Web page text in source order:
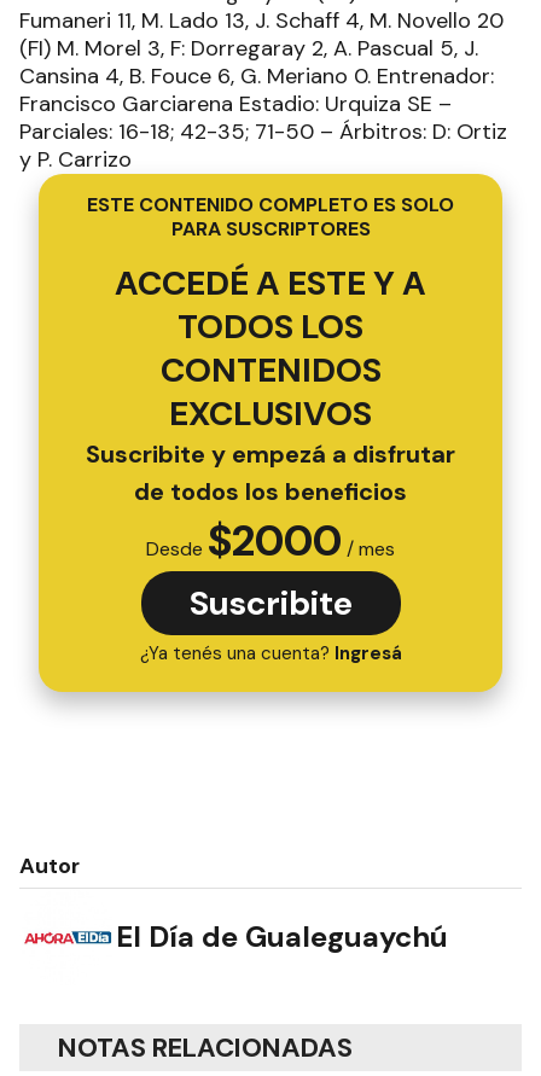
Fumaneri 11, M. Lado 13, J. Schaff 4, M. Novello 20
(FI) M. Morel 3, F: Dorregaray 2, A. Pascual 5, J.
Cansina 4, B. Fouce 6, G. Meriano 0. Entrenador:
Francisco Garciarena Estadio: Urquiza SE –
Parciales: 16-18; 42-35; 71-50 – Árbitros: D: Ortiz
y P. Carrizo
ESTE CONTENIDO COMPLETO ES SOLO
PARA SUSCRIPTORES
ACCEDÉ A ESTE Y A
TODOS LOS
CONTENIDOS
EXCLUSIVOS
Suscribite y empezá a disfrutar
de todos los beneficios
Desde $2000 / mes
Suscribite
¿Ya tenés una cuenta? Ingresá
Autor
El Día de Gualeguaychú
NOTAS RELACIONADAS